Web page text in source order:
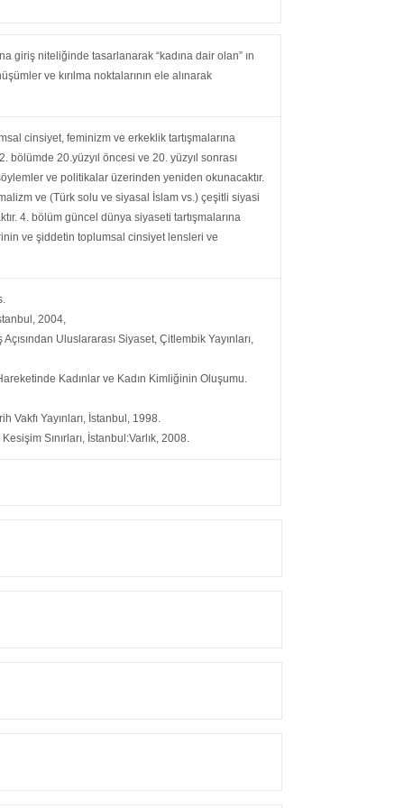
giriş niteliğinde tasarlanarak “kadına dair olan” ın
ve kırılma noktalarının ele alınarak
cinsiyet, feminizm ve erkeklik tartışmalarına
bölümde 20.yüzyıl öncesi ve 20. yüzyıl sonrası
ve politikalar üzerinden yeniden okunacaktır.
ve (Türk solu ve siyasal İslam vs.) çeşitli siyasi
4. bölüm güncel dünya siyaseti tartışmalarına
ve şiddetin toplumsal cinsiyet lensleri ve
2004,
Uluslararası Siyaset, Çitlembik Yayınları,
Kadınlar ve Kadın Kimliğinin Oluşumu.
Vakfı Yayınları, İstanbul, 1998.
Sınırları, İstanbul:Varlık, 2008.